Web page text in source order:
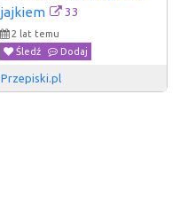
jajkiem
33
2 lat temu
Śledź
Dodaj
Przepiski.pl